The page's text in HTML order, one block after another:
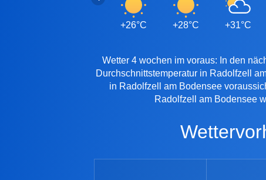
+26°C +28°C +31°C
Wetter 4 wochen im voraus: In den
Durchschnittstemperatur in Radolfzell
in Radolfzell am Bodensee
Radolfzell am Bodensee